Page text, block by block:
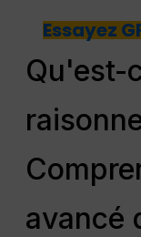
Essayez
Qu'est-
avancé